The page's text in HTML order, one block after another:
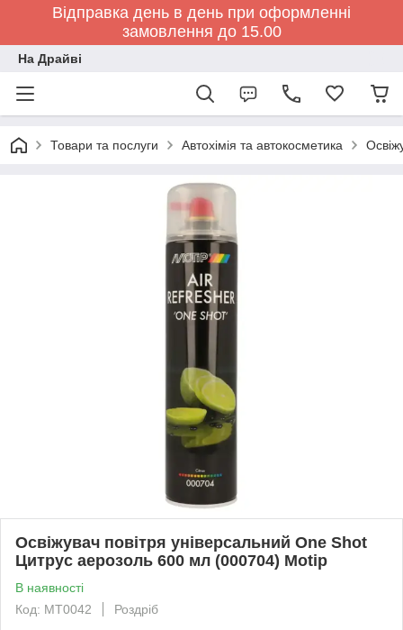
Відправка день в день при оформленні
замовлення до 15.00
На Драйві
Товари та послуги Автохімія та автокосметика
Освіжувач повітря універсальний One Shot
Цитрус аерозоль 600 мл (000704) Motip
В наявності
Код: MT0042
Роздріб